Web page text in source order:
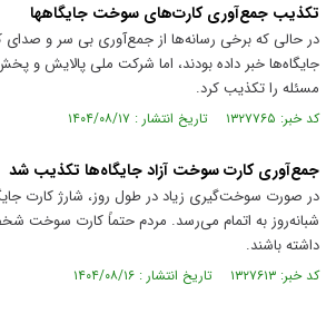
تکذیب جمع‌آوری کارت‌های سوخت جایگاهها
در حالی که برخی رسانه‌ها از جمع‌آوری بی سر و
جایگاه‌ها خبر داده بودند، اما شرکت ملی پالایش و
مسئله را تکذیب کرد.
کد خبر: ۱۳۲۷۷۶۵ تاریخ انتشار : ۱۴۰۴/۰۸/۱۷
جمع‌آوری کارت سوخت آزاد جایگاه‌ها تکذیب شد
در صورت سوخت‌گیری زیاد در طول روز، شارژ کارت‌
شبانه‌روز به اتمام می‌رسد. مردم حتماً کارت سوخت
داشته باشند.
کد خبر: ۱۳۲۷۶۱۳ تاریخ انتشار : ۱۴۰۴/۰۸/۱۶